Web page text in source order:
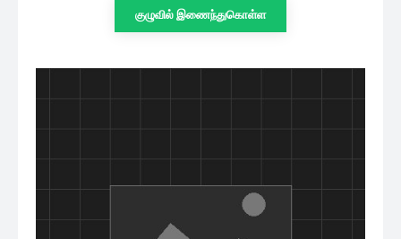
குழுவில் இணைந்துகொள்ள